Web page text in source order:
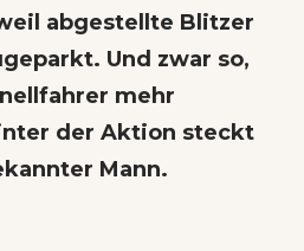
abgestellte Blitzer
Und zwar so,
mehr
der Aktion steckt
Mann.